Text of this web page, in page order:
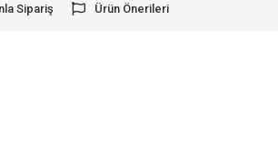
Sipariş Ürün Önerileri